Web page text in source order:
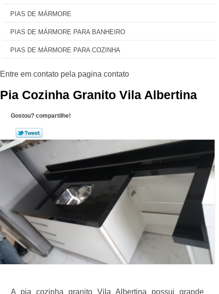
PIAS DE MÁRMORE
PIAS DE MÁRMORE PARA BANHEIRO
PIAS DE MÁRMORE PARA COZINHA
Pia Cozinha Granito Vila Albertina
Gostou? compartilhe!
A pia cozinha granito Vila Albertina possui grande